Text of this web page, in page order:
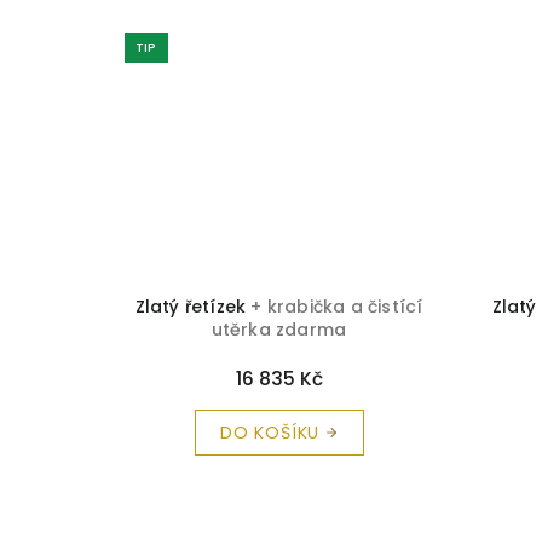
TIP
Zlatý řetízek + krabička a čistící
utěrka zdarma
16 835 Kč
DO KOŠÍKU